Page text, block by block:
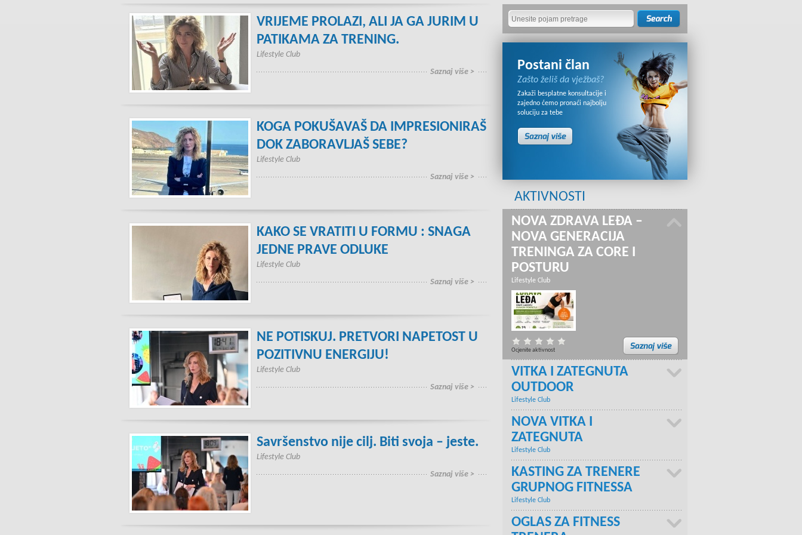
VRIJEME PROLAZI, ALI JA GA JURIM U
PATIKAMA ZA TRENING.
Lifestyle Club
Saznaj više >
KOGA POKUŠAVAŠ DA IMPRESIONIRAŠ
DOK ZABORAVLJAŠ SEBE?
Lifestyle Club
Saznaj više >
KAKO SE VRATITI U FORMU : SNAGA
JEDNE PRAVE ODLUKE
Lifestyle Club
Saznaj više >
NE POTISKUJ. PRETVORI NAPETOST U
POZITIVNU ENERGIJU!
Lifestyle Club
Saznaj više >
Savršenstvo nije cilj. Biti svoja – jeste.
Lifestyle Club
Saznaj više >
Postani član
Zašto želiš da vježbaš?
Zakaži besplatne konsultacije i
zajedno ćemo pronaći najbolju
soluciju za tebe
AKTIVNOSTI
NOVA ZDRAVA LEĐA –
NOVA GENERACIJA
TRENINGA ZA CORE I
POSTURU
Lifestyle Club
Ocjenite aktivnost
VITKA I ZATEGNUTA
OUTDOOR
Lifestyle Club
NOVA VITKA I
ZATEGNUTA
Lifestyle Club
KASTING ZA TRENERE
GRUPNOG FITNESSA
Lifestyle Club
OGLAS ZA FITNESS